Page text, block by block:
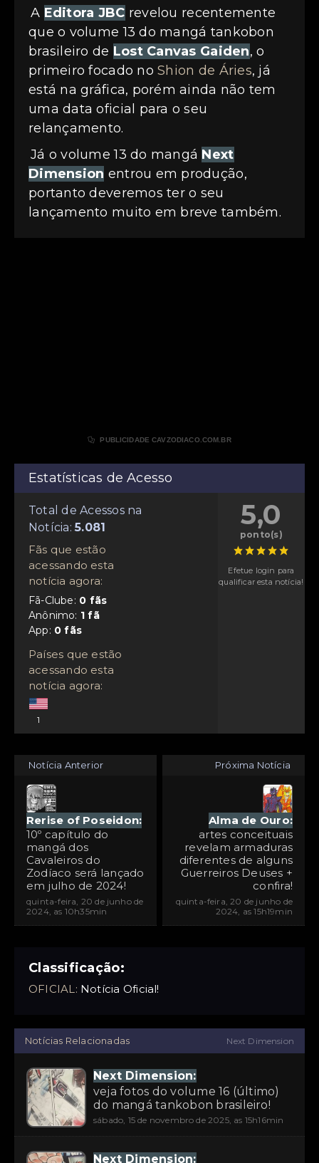
A Editora JBC revelou recentemente
que o volume 13 do mangá tankobon
brasileiro de Lost Canvas Gaiden, o
primeiro focado noShion de Áries, já
está na gráfica, porém ainda não tem
uma data oficial para o seu
relançamento.
Já o volume 13 do mangá Next
Dimension entrou em produção,
portanto deveremos ter o seu
lançamento muito em breve também.
 PUBLICIDADE CAVZODIACO.COM.BR
Estatísticas de Acesso
Total de Acessos na
Notícia:
Fãs que estão
acessando esta
notícia agora:
Fã-Clube:
Anônimo:
App:
Países que estão
acessando esta
notícia agora:
1
5,0
ponto(s)
Efetue login para
qualificar esta notícia!
Notícia Anterior
Rerise of Poseidon:
10º capítulo do
mangá dos
Cavaleiros do
Zodíaco será lançado
em julho de 2024!
quinta-feira, 20 de junho de
2024, as 10h35min
Próxima Notícia
Alma de Ouro:
artes conceituais
revelam armaduras
diferentes de alguns
Guerreiros Deuses +
confira!
quinta-feira, 20 de junho de
2024, as 15h19min
Classificação:
OFICIAL: Notícia Oficial!
Notícias Relacionadas Next Dimension
Next Dimension:
veja fotos do volume 16 (último)
do mangá tankobon brasileiro!
sábado, 15 de novembro de 2025, as 15h16min
Next Dimension: